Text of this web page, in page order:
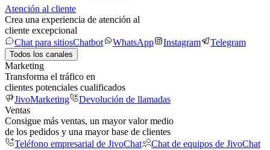
Atención al cliente
Crea una experiencia de atención al
cliente excepcional
Chat para sitiosChatbot WhatsApp Instagram Telegram
Todos los canales
Marketing
Transforma el tráfico en
clientes potenciales cualificados
JivoMarketing
Devolución de llamadas
Ventas
Consigue más ventas, un mayor valor medio
de los pedidos y una mayor base de clientes
Teléfono empresarial de JivoChat
Chat de equipos de JivoChat